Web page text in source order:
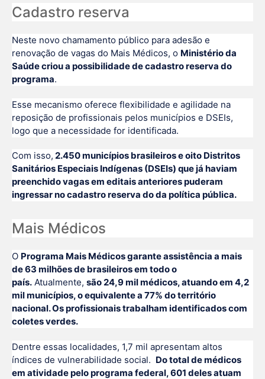
Cadastro reserva
Neste novo chamamento público para adesão e
renovação de vagas do Mais Médicos, o Ministério da
Saúde criou a possibilidade de cadastro reserva do
programa.
Esse mecanismo oferece flexibilidade e agilidade na
reposição de profissionais pelos municípios e DSEIs,
logo que a necessidade for identificada.
Com isso, 2.450 municípios brasileiros e oito Distritos
Sanitários Especiais Indígenas (DSEIs) que já haviam
preenchido vagas em editais anteriores puderam
ingressar no cadastro reserva do da política pública.
Mais Médicos
O Programa Mais Médicos garante assistência a mais
de 63 milhões de brasileiros em todo o
país. Atualmente, são 24,9 mil médicos, atuando em 4,2
mil municípios, o equivalente a 77% do território
nacional. Os profissionais trabalham identificados com
coletes verdes.
Dentre essas localidades, 1,7 mil apresentam altos
índices de vulnerabilidade social. Do total de médicos
em atividade pelo programa federal, 601 deles atuam